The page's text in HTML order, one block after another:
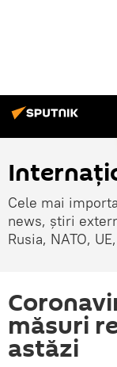
Cele mai
news, știri
Rusia, NATO,
măsuri
astăzi